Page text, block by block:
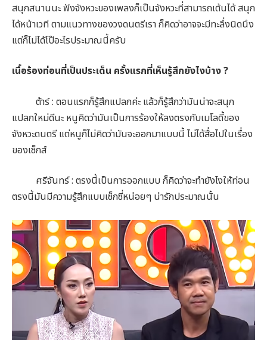
สนุกสนานนะ ฟังจังหวะของเพลงก็เป็นจังหวะที่สามารถเต้นได้ สนุก
ได้หน้าเวที ตามแนวทางของวงดนตรีเรา ก็คิดว่าอาจจะมีทะลึ่งนิดนึง
แต่ก็ไม่ได้โป๊อะไรประมาณนี้ครับ
เนื้อร้องท่อนที่เป็นประเด็น ครั้งแรกที่เห็นรู้สึกยังไงบ้าง ?
ต้าร์ : ตอนแรกก็รู้สึกแปลกค่ะ แล้วก็รู้สึกว่ามันน่าจะสนุก
แปลกใหม่ดีนะ หนูคิดว่ามันเป็นการร้องให้ลงตรงกับเมโลดี้ของ
จังหวะดนตรี แต่หนูก็ไม่คิดว่ามันจะออกมาแบบนี้ ไม่ได้สื่อไปในเรื่อง
ของเซ็กส์
ศรีจันทร์ : ตรงนี้เป็นการออกแบบ ก็คิดว่าจะทำยังไงให้ท่อน
ตรงนี้มันมีความรู้สึกแบบเซ็กซี่หน่อยๆ น่ารักประมาณนั้น